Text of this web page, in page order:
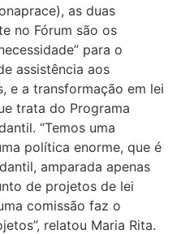
as duas
no Fórum são os
para o
assistência aos
e a transformação em lei
trata do Programa
“Temos uma
política enorme, que é
amparada apenas
de projetos de lei
comissão faz o
relatou Maria Rita.